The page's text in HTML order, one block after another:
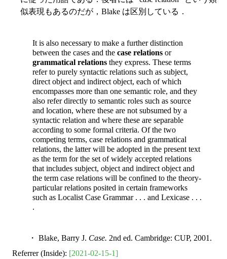
似表現もあるのだが，Blake は区別している．
It is also necessary to make a further distinction
between the cases and the case relations or
grammatical relations they express. These terms
refer to purely syntactic relations such as subject,
direct object and indirect object, each of which
encompasses more than one semantic role, and they
also refer directly to semantic roles such as source
and location, where these are not subsumed by a
syntactic relation and where these are separable
according to some formal criteria. Of the two
competing terms, case relations and grammatical
relations, the latter will be adopted in the present text
as the term for the set of widely accepted relations
that includes subject, object and indirect object and
the term case relations will be confined to the theory-
particular relations posited in certain frameworks
such as Localist Case Grammar . . . and Lexicase . . .
.
・ Blake, Barry J. Case. 2nd ed. Cambridge: CUP, 2001.
Referrer (Inside): [2021-02-15-1]